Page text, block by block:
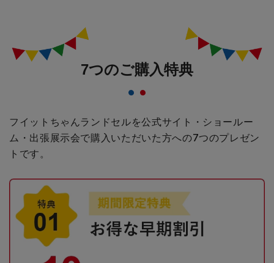
7つのご購入特典
フイットちゃんランドセルを公式サイト・ショールー
ム・出張展示会で購入いただいた方への7つのプレゼン
トです。